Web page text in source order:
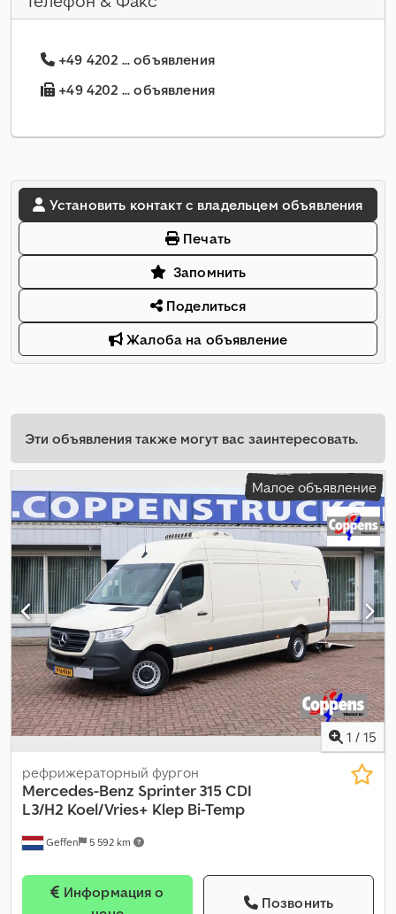
+49 4202 ... объявления
+49 4202 ... объявления
Установить контакт с владельцем объявления
Печать
Запомнить
Поделиться
Жалоба на объявление
Эти объявления также могут вас заинтересовать.
Малое объявление
1 / 15
Geffen 5 592 km
рефрижераторный фургон
Mercedes-Benz Sprinter 315 CDI
L3/H2 Koel/Vries+ Klep Bi-Temp
Позвонить